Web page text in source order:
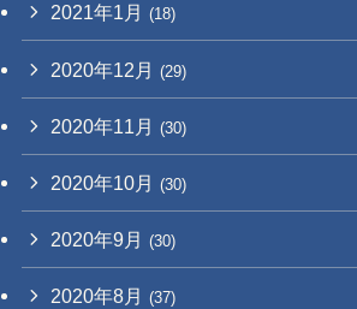
2021年1月 (18)
2020年12月 (29)
2020年11月 (30)
2020年10月 (30)
2020年9月 (30)
2020年8月 (37)